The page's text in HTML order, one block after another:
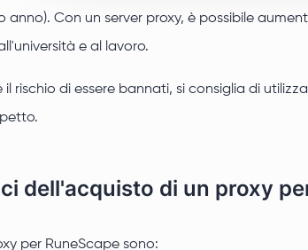
anno). Con un server proxy, è possibile
e al lavoro.
il rischio di essere bannati, si consiglia di
dell'acquisto di un proxy
per RuneScape sono: